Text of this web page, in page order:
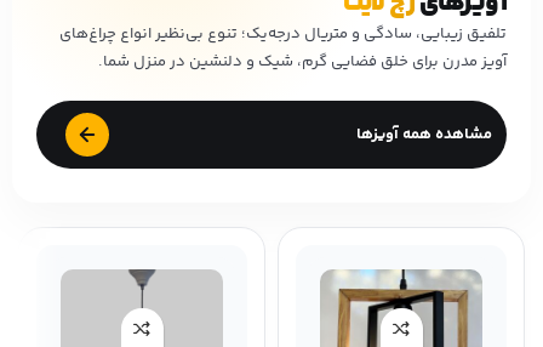
تلفیق زیبایی، سادگی و متریال درجه‌یک؛ تنوع بی‌نظیر انواع چراغ‌های
آویز مدرن برای خلق فضایی گرم، شیک و دلنشین در منزل شما.
مشاهده همه آویزها